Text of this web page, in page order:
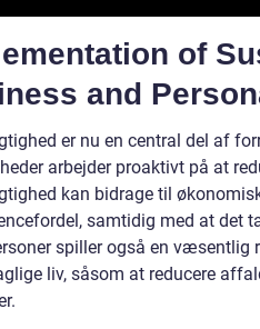
of
and
er nu en central del af
arbejder proaktivt på at
kan bidrage til
samtidig med at det
spiller også en
liv, såsom at reducere